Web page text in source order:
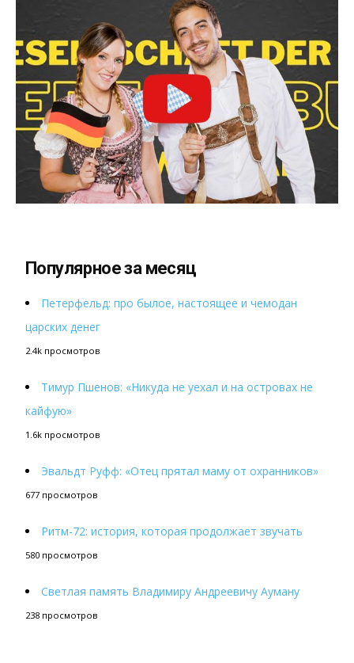
Популярное за месяц
Петерфельд: про былое, настоящее и чемодан
царских денег
2.4k просмотров
Тимур Пшенов: «Никуда не уехал и на островах не
кайфую»
1.6k просмотров
Эвальдт Руфф: «Отец прятал маму от охранников»
677 просмотров
Ритм-72: история, которая продолжает звучать
580 просмотров
Светлая память Владимиру Андреевичу Ауману
238 просмотров